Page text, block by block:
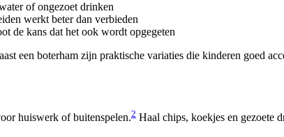
of ongezoet drinken
werkt beter dan verbieden
de kans dat het ook wordt opgegeten
een boterham zijn praktische variaties die kinderen goed
huiswerk of buitenspelen.2 Haal chips, koekjes en gezoete